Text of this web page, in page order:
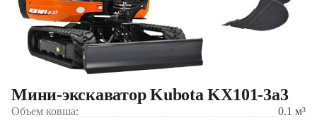
Мини-экскаватор Kubota KX101-3a3
Объем ковша: 0.1 м³